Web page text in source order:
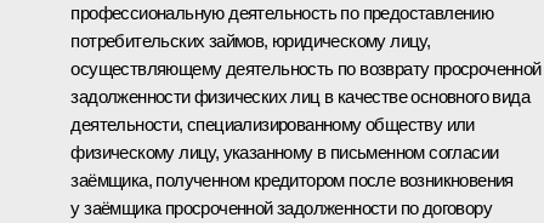
профессиональную деятельность по предоставлению
потребительских займов, юридическому лицу,
осуществляющему деятельность по возврату просроченной
задолженности физических лиц в качестве основного вида
деятельности, специализированному обществу или
физическому лицу, указанному в письменном согласии
заёмщика, полученном кредитором после возникновения
у заёмщика просроченной задолженности по договору